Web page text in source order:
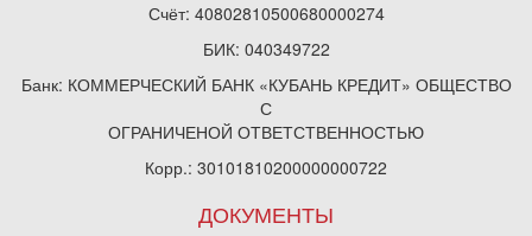
Счёт: 40802810500680000274
БИК: 040349722
Банк: КОММЕРЧЕСКИЙ БАНК «КУБАНЬ КРЕДИТ» ОБЩЕСТВО
С
ОГРАНИЧЕНОЙ ОТВЕТСТВЕННОСТЬЮ
Корр.: 30101810200000000722
ДОКУМЕНТЫ